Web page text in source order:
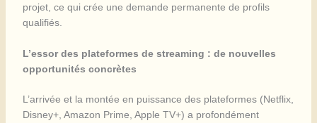
projet, ce qui crée une demande permanente de profils
qualifiés.
L’essor des plateformes de streaming : de nouvelles
opportunités concrètes
L’arrivée et la montée en puissance des plateformes (Netflix,
Disney+, Amazon Prime, Apple TV+) a profondément